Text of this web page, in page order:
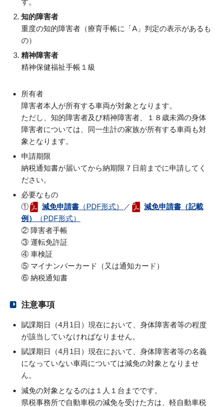
知的障害者
重度の知的障害者（療育手帳に「A」判定の表示があるも
の）
精神障害者
精神保健福祉手帳１級
所有者
障害者本人が所有する車両が対象となります。
ただし、知的障害者及び精神障害者、１８歳未満の身体
障害者については、同一生計の家族が所有する車両も対
象となります。
申請期限
納税通知書が届いてから納期限７日前までに申請してく
ださい。
必要なもの
①
減免申請書 （PDF形式） ／
減免申請書（記載
例）
（PDF形式）
② 障害者手帳
③ 運転免許証
④ 車検証
⑤ マイナンバーカード（又は通知カード）
⑥ 納税通知書
注意事項
賦課期日（4月1日）現在において、身体障害者等の程度
が該当していなければなりません。
賦課期日（4月1日）現在において、身体障害者等の名義
になっていない車両については減免の対象となりませ
ん。
減免の対象となるのは１人１台までです。
県税事務所で自動車税の減免を受けた方は、軽自動車税